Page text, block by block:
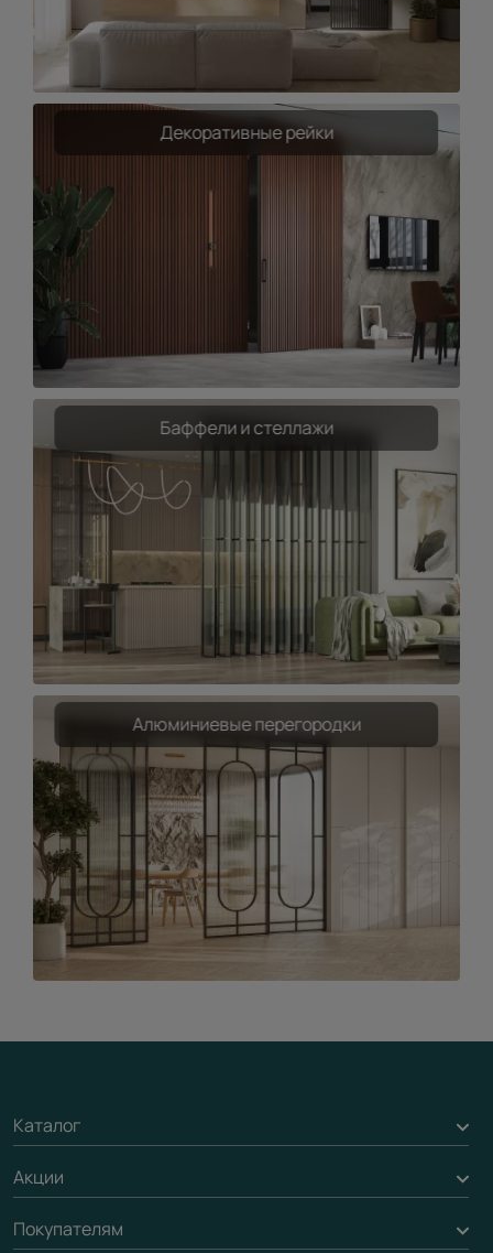
Декоративные рейки
Баффели и стеллажи
Алюминиевые перегородки
Каталог
Межкомнатные двери
Подбор двери
Акции
Акции компании
Покупателям